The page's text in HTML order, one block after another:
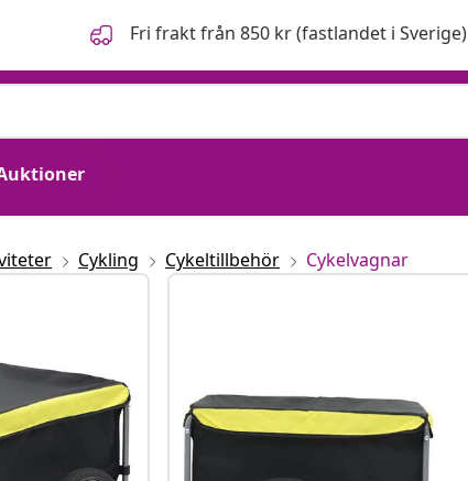
Fri frakt från 850 kr (fastlandet i Sverige)
Cykling Cykeltillbehör Cykelvagnar